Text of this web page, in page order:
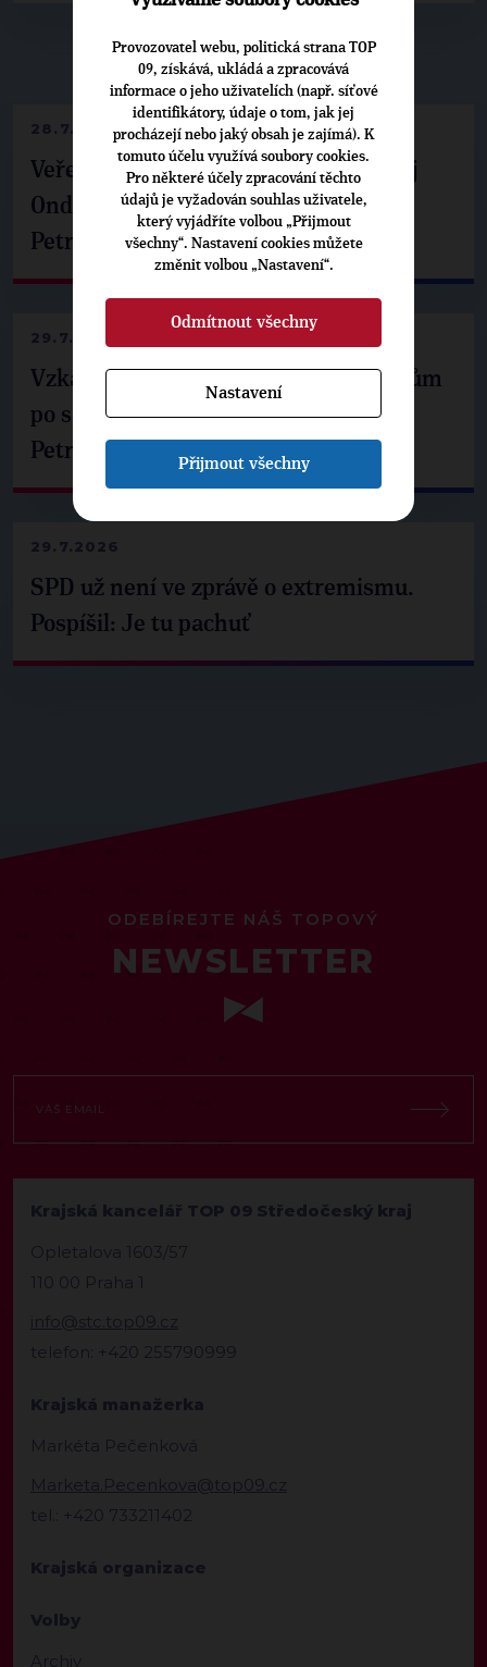
▶ NEPŘEHLÉDNĚTE ◀
28.7.2026
Veřejné finance, euro i školství. Matěj
Ondřej Havel jednal s prezidentem
Petrem Pavlem
29.7.2026
Vzkaz Matěje Ondřeje Havla příznivcům
po setkání s prezidentem republiky
Petrem Pavlem
29.7.2026
SPD už není ve zprávě o extremismu.
Pospíšil: Je tu pachuť
ODEBÍREJTE NÁŠ TOPOVÝ
NEWSLETTER
Krajská kancelář TOP 09 Středočeský kraj
Opletalova 1603/57
110 00 Praha 1
info@stc.top09.cz
telefon: +420 255790999
Krajská manažerka
Markéta Pečenková
Marketa.Pecenkova@top09.cz
tel.: +420 733211402
Krajská organizace
Volby
Archiv
Provozovatel webu, politická strana TOP
09, získává, ukládá a zpracovává
informace o jeho uživatelích (např. síťové
identifikátory, údaje o tom, jak jej
procházejí nebo jaký obsah je zajímá). K
tomuto účelu využívá soubory cookies.
Pro některé účely zpracování těchto
údajů je vyžadován souhlas uživatele,
který vyjádříte volbou „Přijmout
všechny“. Nastavení cookies můžete
změnit volbou „Nastavení“.
Odmítnout všechny
Nastavení
Přijmout všechny